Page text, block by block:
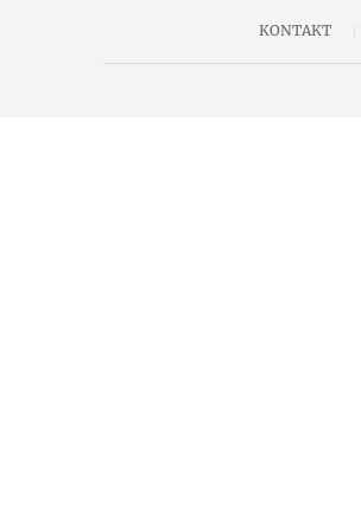
KONTAKT